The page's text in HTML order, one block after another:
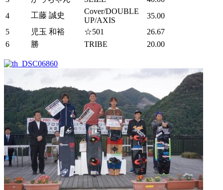
4
工藤 誠史
Cover/DOUBLE
UP/AXIS
35.00
5
児玉 和裕 ☆501
26.67
6
勝 TRIBE 20.00